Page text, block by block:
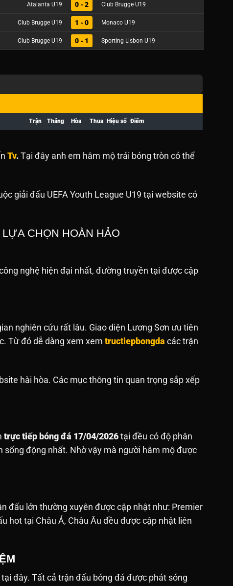
Atalanta U19 0 - 2 Club Brugge U19
Club Brugge U19 1 - 0 Monaco U19
Club Brugge U19 0 - 1 Sporting Lisbon U19
Trận Thắng Hòa Thua Hiệu số Điểm
Tv. Tại đây anh em hâm mộ trái bóng tròn có thể
giải đấu UEFA Youth League U19 tại website có
CHỌN HOÀN HẢO
nghệ hiện đại nhất, đường truyền tại được cập
nghiên cứu rất lâu. Giao diện Lương Sơn ưu tiên
Từ đó dễ dàng xem xem tructiepbongda các trận
hài hòa. Các mục thông tin quan trọng sắp xếp
trực tiếp bóng đá 17/04/2026 tại đều có độ phân
động nhất. Nhờ vậy mà người hâm mộ được
đấu lớn thường xuyên được cập nhật như: Premier
hot tại Châu Á, Châu Âu đều được cập nhật liên
đây. Tất cả trận đấu bóng đá được phát sóng